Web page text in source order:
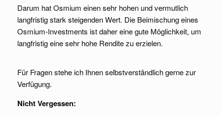
Darum hat Osmium einen sehr hohen und vermutlich
langfristig stark steigenden Wert. Die Beimischung eines
Osmium-Investments ist daher eine gute Möglichkeit, um
langfristig eine sehr hohe Rendite zu erzielen.
Für Fragen stehe ich Ihnen selbstverständlich gerne zur
Verfügung.
Nicht Vergessen: